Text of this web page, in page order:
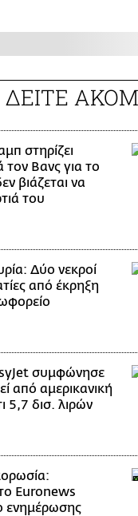
ΔΕΙΤΕ
στηρίζει
τον Βανς για το
βιάζεται να
του
Δύο νεκροί
από έκρηξη
συμφώνησε
από αμερικανική
5,7 δισ. λιρών
Euronews
ενημέρωσης